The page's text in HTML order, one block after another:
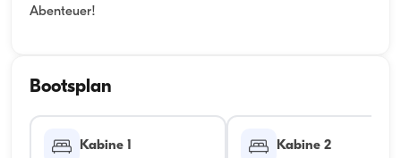
Abenteuer!
Bootsplan
Kabine 1 Kabine 2